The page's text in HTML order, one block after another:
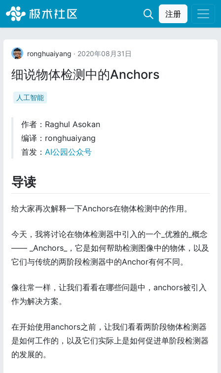
注册
ronghuaiyang · 2020年08月31日
细说物体检测中的Anchors
人工智能
作者：Raghul Asokan
编译：ronghuaiyang
首发： AI公园公众号
导读
给大家再次解释一下Anchors在物体检测中的作用。
今天，我将讨论在物体检测器中引入的一个_优雅的_概念
—— _Anchors_，它是如何帮助检测图像中的物体，以及
它们与传统的两阶段检测器中的Anchor有何不同。
像往常一样，让我们看看在哪些问题中，anchors被引入
作为解决方案。
在开始使用anchors之前，让我们看看两阶段物体检测器
是如何工作的，以及它们实际上是如何促进单阶段检测器
的发展的。